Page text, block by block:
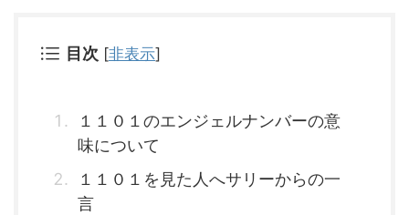
目次 [非表示]
１１０１のエンジェルナンバーの意
味について
１１０１を見た人へサリーからの一
言